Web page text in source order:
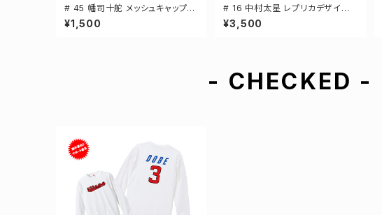
# 45 幡司十舵 メッシュキャップ
選手還元 3カラー 000700
¥1,500
# 16 中村太星 レプリカデザイン
3カラー 選手還元 半袖Tシャツ S
-XXXLサイズ 500101
¥3,500
- CHECKED -